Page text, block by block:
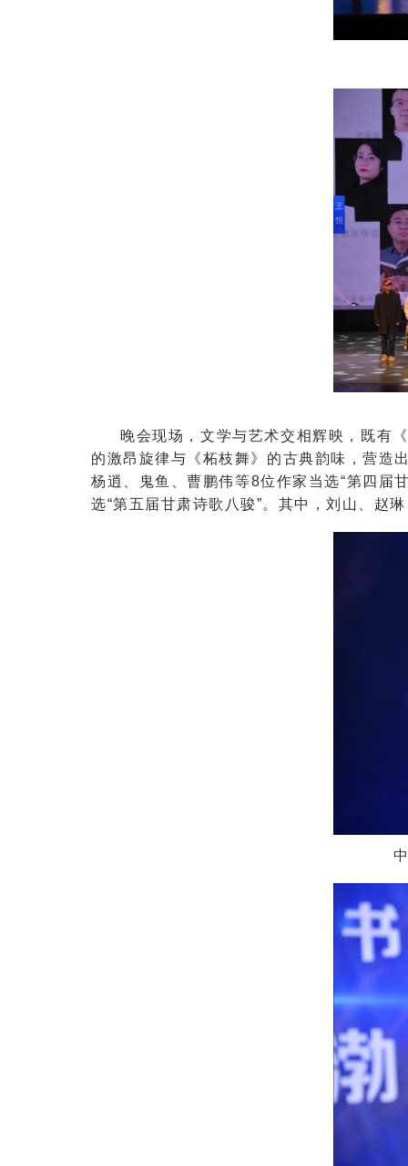
晚会现场，文学与艺术交相辉映，既有
的激昂旋律与《柘枝舞》的古典韵味，营造
杨逍、鬼鱼、曹鹏伟等8位作家当选“第四届
选“第五届甘肃诗歌八骏”。其中，刘山、赵